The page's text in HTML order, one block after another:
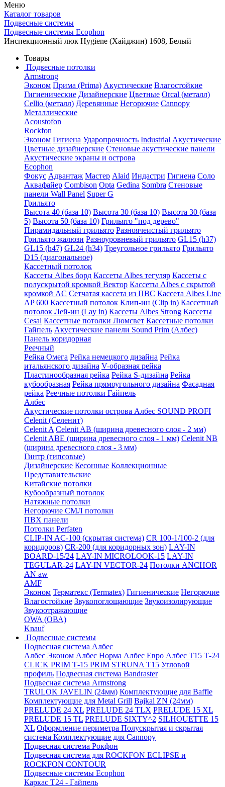
Меню
Каталог товаров
Подвесные системы
Подвесные системы Ecophon
Инспекционный люк Hygiene (Хайджин) 1608, Белый
Товары
Подвесные потолки
Armstrong
Эконом Прима (Prima) Акустические Влагостойкие
Гигиенические Дизайнерские Цветные Orcal (металл)
Cellio (металл) Деревянные Негорючие Cannopy
Металлические
Acoustofon
Rockfon
Эконом Гигиена Ударопрочность Industrial Акустические
Цветные дизайнерские Стеновые акустические панели
Акустические экраны и острова
Ecophon
Фокус Адвантаж Мастер Alaid Индастри Гигиена Соло
Аквафайер Combison Opta Gedina Sombra Стеновые
панели Wall Panel Super G
Грильято
Высота 40 (база 10) Высота 30 (база 10) Высота 30 (база
5) Высота 50 (база 10) Грильято "под дерево"
Пирамидальный грильято Разноячеистый грильято
Грильято жалюзи Разноуровневый грильято GL15 (h37)
GL15 (h47) GL24 (h34) Треугольное грильято Грильято
D15 (диагональное)
Кассетный потолок
Кассеты Albes борд Кассеты Albes тегуляр Кассеты с
полускрытой кромкой Вектор Кассеты Albes с скрытой
кромкой AC Сетчатая кассета из ПВС Кассета Albes Line
AP 600 Кассетный потолок Клип-ин (Clip in) Кассетный
потолок Лей-ин (Lay in) Кассеты Albes Strong Кассеты
Cesal Кассетные потолки Люмсвет Кассетные потолки
Гайпель Акустические панели Sound Prim (Албес)
Панель коридорная
Реечный
Рейка Омега Рейка немецкого дизайна Рейка
итальянского дизайна V-образная рейка
Пластинообразная рейка Рейка S-дизайна Рейка
кубообразная Рейка прямоугольного дизайна Фасадная
рейка Реечные потолки Гайпель
Албес
Акустические потолки острова Албес SOUND PROFI
Celenit (Селенит)
Celenit A Celenit AB (ширина древесного слоя - 2 мм)
Celenit ABE (ширина древесного слоя - 1 мм) Celenit NB
(ширина древесного слоя - 3 мм)
Гинтр (гипсовые)
Дизайнерские Кесонные Коллекционные
Представительские
Китайские потолки
Кубообразный потолок
Натяжные потолки
Негорючие СМЛ потолки
ПВХ панели
Потолки Perfaten
CLIP-IN AC-100 (скрытая система) CR 100-1/100-2 (для
коридоров) CR-200 (для коридорных зон) LAY-IN
BOARD-15/24 LAY-IN MICROLOOK-15 LAY-IN
TEGULAR-24 LAY-IN VECTOR-24 Потолки ANCHOR
AN aw
AMF
Эконом Терматекс (Termatex) Гигиенические Негорючие
Влагостойкие Звукопоглощающие Звукоизолирующие
Звукоотражающие
OWA (ОВА)
Knauf
Подвесные системы
Подвесная система Албес
Албес Эконом Албес Норма Албес Евро Албес T15 Т-24
CLICK PRIM Т-15 PRIM STRUNA Т15 Угловой
профиль Подвесная система Bandraster
Подвесная система Armstrong
TRULOK JAVELIN (24мм) Комплектующие для Baffle
Комплектующие для Metal Grill Bajkal ZN (24мм)
PRELUDE 24 XL PRELUDE 24 TLX PRELUDE 15 XL
PRELUDE 15 TL PRELUDE SIXTY^2 SILHOUETTE 15
XL Оформление периметра Полускрытая и скрытая
система Комплектующие для Cannopy
Подвесная система Рокфон
Подвесная система для ROCKFON ECLIPSE и
ROCKFON CONTOUR
Подвесные системы Ecophon
Каркас Т24 - Гайпель